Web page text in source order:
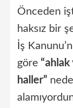
Önceden
haksız bir
İş
göre
haller”